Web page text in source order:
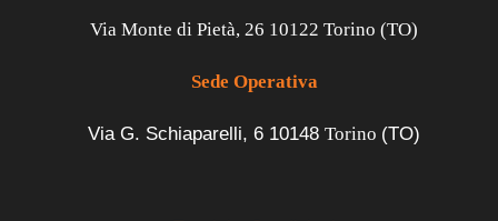
Via Monte di Pietà, 26 10122 Torino (TO)
Sede Operativa
Via G. Schiaparelli, 6 10148 Torino (TO)